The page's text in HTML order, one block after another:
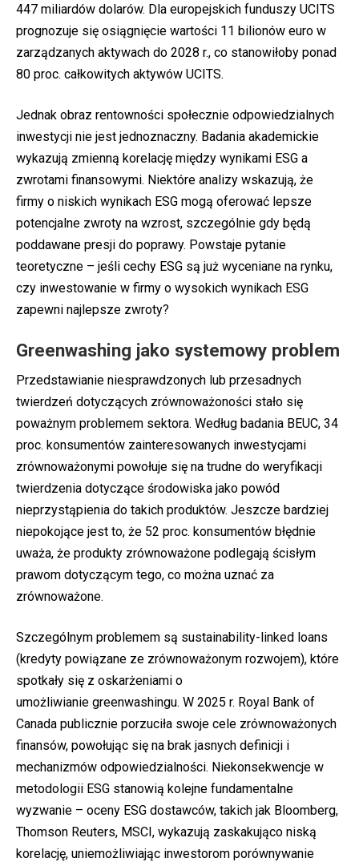
447 miliardów dolarów. Dla europejskich funduszy UCITS
prognozuje się osiągnięcie wartości 11 bilionów euro w
zarządzanych aktywach do 2028 r., co stanowiłoby ponad
80 proc. całkowitych aktywów UCITS.
Jednak obraz rentowności społecznie odpowiedzialnych
inwestycji nie jest jednoznaczny. Badania akademickie
wykazują zmienną korelację między wynikami ESG a
zwrotami finansowymi. Niektóre analizy wskazują, że
firmy o niskich wynikach ESG mogą oferować lepsze
potencjalne zwroty na wzrost, szczególnie gdy będą
poddawane presji do poprawy. Powstaje pytanie
teoretyczne – jeśli cechy ESG są już wyceniane na rynku,
czy inwestowanie w firmy o wysokich wynikach ESG
zapewni najlepsze zwroty?
Greenwashing jako systemowy problem
Przedstawianie niesprawdzonych lub przesadnych
twierdzeń dotyczących zrównoważoności stało się
poważnym problemem sektora. Według badania BEUC, 34
proc. konsumentów zainteresowanych inwestycjami
zrównoważonymi powołuje się na trudne do weryfikacji
twierdzenia dotyczące środowiska jako powód
nieprzystąpienia do takich produktów. Jeszcze bardziej
niepokojące jest to, że 52 proc. konsumentów błędnie
uważa, że produkty zrównoważone podlegają ścisłym
prawom dotyczącym tego, co można uznać za
zrównoważone.
Szczególnym problemem są sustainability-linked loans
(kredyty powiązane ze zrównoważonym rozwojem), które
spotkały się z oskarżeniami o
umożliwianie greenwashingu. W 2025 r. Royal Bank of
Canada publicznie porzuciła swoje cele zrównoważonych
finansów, powołując się na brak jasnych definicji i
mechanizmów odpowiedzialności. Niekonsekwencje w
metodologii ESG stanowią kolejne fundamentalne
wyzwanie – oceny ESG dostawców, takich jak Bloomberg,
Thomson Reuters, MSCI, wykazują zaskakująco niską
korelację, uniemożliwiając inwestorom porównywanie